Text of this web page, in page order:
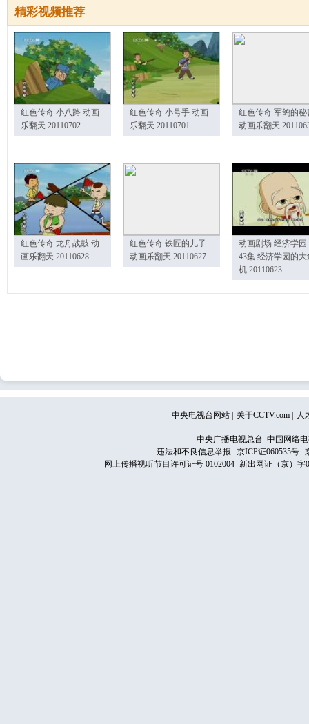
精彩视频推荐
红色传奇 小八路 动画
乐翻天 20110702
红色传奇 小号手 动画
乐翻天 20110701
红色传奇 军鸽的秘
动画乐翻天
红色传奇 龙舟战鼓 动
画乐翻天 20110628
红色传奇 铁匠的儿子
动画乐翻天 20110627
动画剧场 经济学园
43集 经济学园的大
机 20110623
中央电视台网站 关于CCTV.com 人
中央广播电视总台 中国网络
违法和不良信息举报
京ICP证060535号
网上传播视听节目许可证号 0102004 新出网证（京）